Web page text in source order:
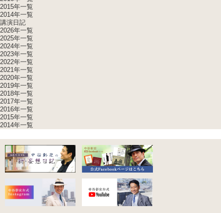
2015年一覧
2014年一覧
講演日記
2026年一覧
2025年一覧
2024年一覧
2023年一覧
2022年一覧
2021年一覧
2020年一覧
2019年一覧
2018年一覧
2017年一覧
2016年一覧
2015年一覧
2014年一覧